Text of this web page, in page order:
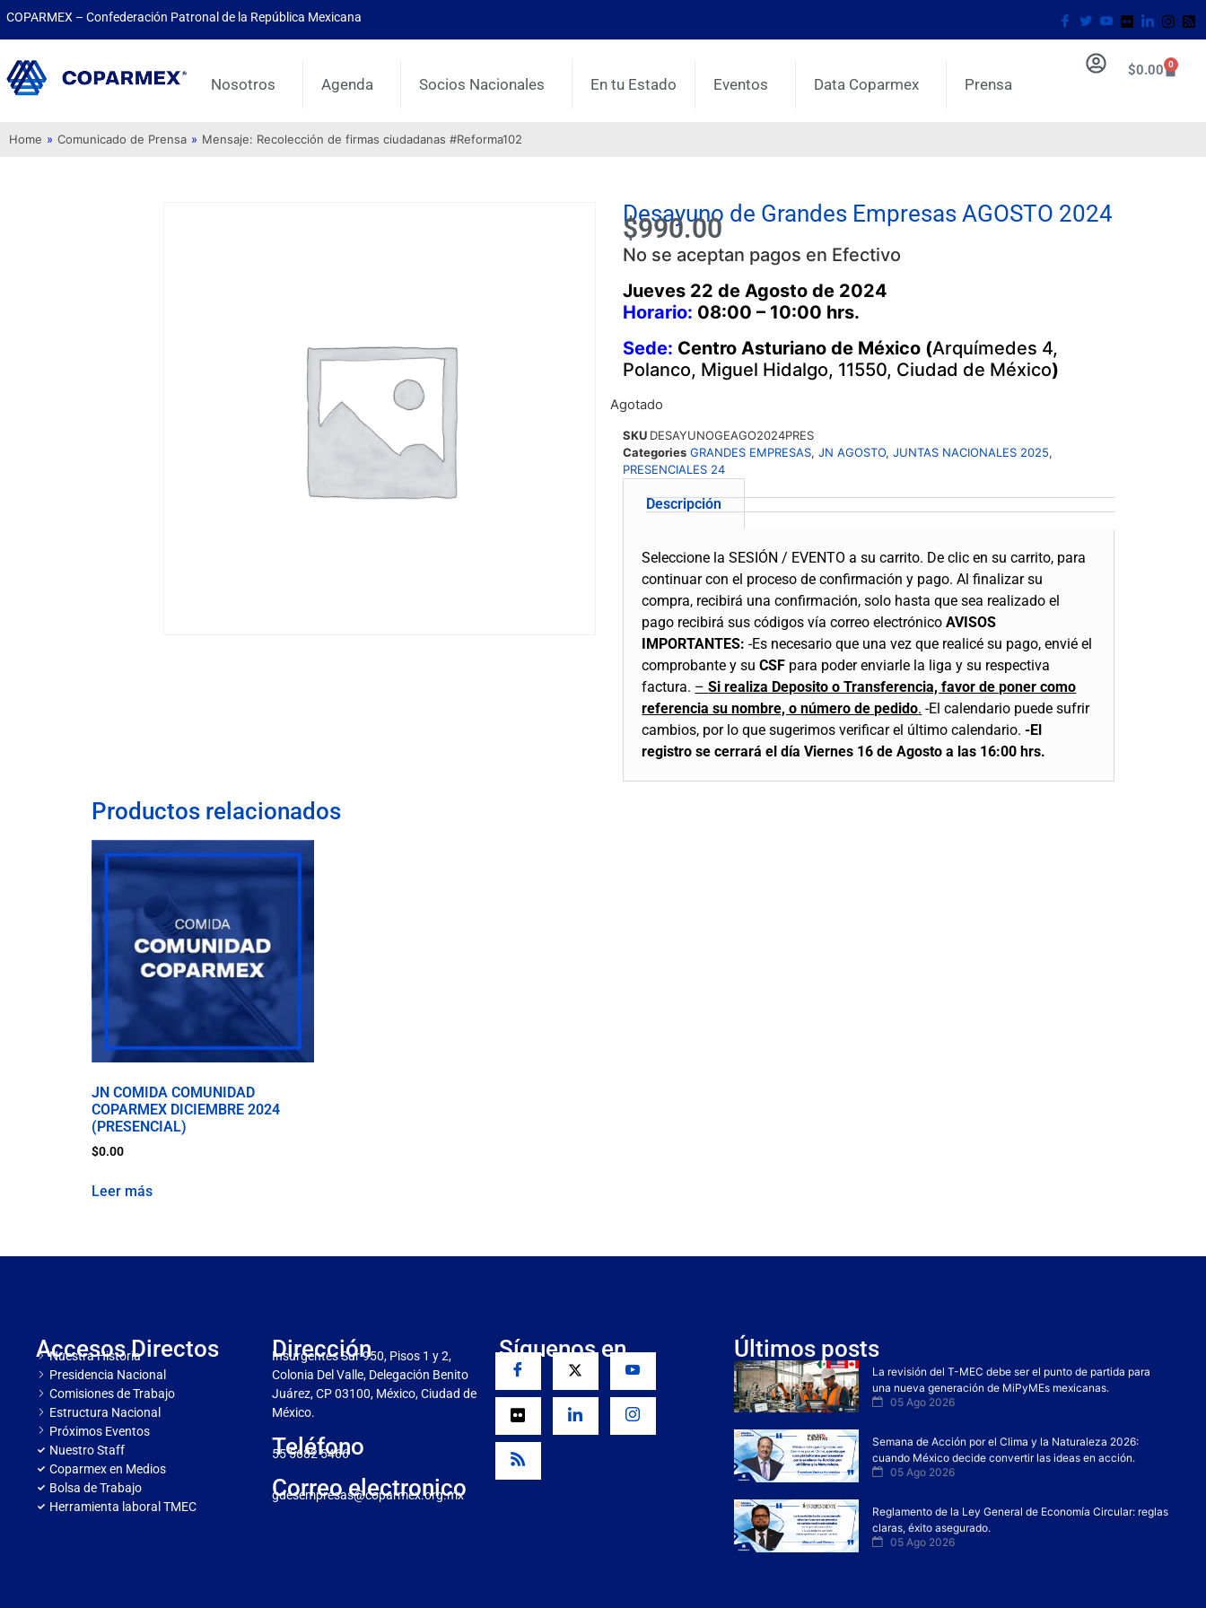
COPARMEX – Confederación Patronal de la República Mexicana
Nosotros Agenda Socios Nacionales En tu Estado Eventos Data Coparmex Prensa
$0.00 0
Home » Comunicado de Prensa » Mensaje: Recolección de firmas ciudadanas #Reforma102
Desayuno de Grandes Empresas AGOSTO 2024
$990.00
No se aceptan pagos en Efectivo
Jueves 22 de Agosto de 2024
Horario: 08:00 – 10:00 hrs.
Sede: Centro Asturiano de México (Arquímedes 4,
Polanco, Miguel Hidalgo, 11550, Ciudad de México)
Agotado
SKU DESAYUNOGEAGO2024PRES
Categories GRANDES EMPRESAS,JN AGOSTO,JUNTAS NACIONALES 2025,
PRESENCIALES 24
Descripción
Seleccione la SESIÓN / EVENTO a su carrito. De clic en su carrito, para
continuar con el proceso de confirmación y pago. Al finalizar su
compra, recibirá una confirmación, solo hasta que sea realizado el
pago recibirá sus códigos vía correo electrónico AVISOS
IMPORTANTES: -Es necesario que una vez que realicé su pago, envié el
comprobante y suCSF para poder enviarle la liga y su respectiva
factura. –Si realiza Deposito o Transferencia, favor de poner como
referencia su nombre, o número de pedido. -El calendario puede sufrir
cambios, por lo que sugerimos verificar el último calendario. -El
registro secerrará el día Viernes 16 de Agosto a las 16:00 hrs.
Productos relacionados
JN COMIDA COMUNIDAD
COPARMEX DICIEMBRE 2024
(PRESENCIAL)
$0.00
Leer más
Accesos Directos
Nuestra Historia
Presidencia Nacional
Comisiones de Trabajo
Estructura Nacional
Próximos Eventos
Nuestro Staff
Coparmex en Medios
Bolsa de Trabajo
Herramienta laboral TMEC
Dirección
Insurgentes Sur 950, Pisos 1 y 2,
Colonia Del Valle, Delegación Benito
Juárez, CP 03100, México, Ciudad de
México.
Teléfono
55 5682 5466
Correo electronico
gdesempresas@coparmex.org.mx
Síguenos en Últimos posts
La revisión del T-MEC debe ser el punto de partida para
una nueva generación de MiPyMEs mexicanas.
05 Ago 2026
Semana de Acción por el Clima y la Naturaleza 2026:
cuando México decide convertir las ideas en acción.
05 Ago 2026
Reglamento de la Ley General de Economía Circular: reglas
claras, éxito asegurado.
05 Ago 2026